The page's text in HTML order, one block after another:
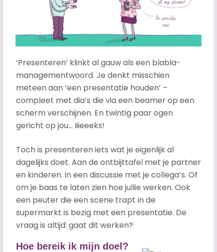
‘Presenteren’ klinkt al gauw als een blabla-
managementwoord. Je denkt misschien
meteen aan ‘een presentatie houden’ –
compleet met dia’s die via een beamer op een
scherm verschijnen. En twintig paar ogen
gericht op jou… Iiieeeks!
Toch is presenteren iets wat je eigenlijk al
dagelijks doet. Aan de ontbijttafel met je partner
en kinderen. In een discussie met je collega’s. Of
om je baas te laten zien hoe jullie werken. Ook
een peuter die een scene trapt in de
supermarkt is bezig met een presentatie. De
vraag is altijd: gaat dit werken?
Hoe bereik ik mijn doel?